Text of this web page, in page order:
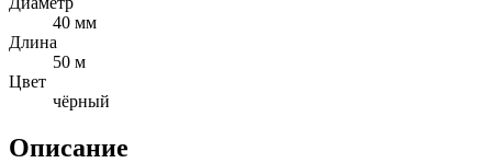
40 мм
Длина
50 м
Цвет
чёрный
Описание